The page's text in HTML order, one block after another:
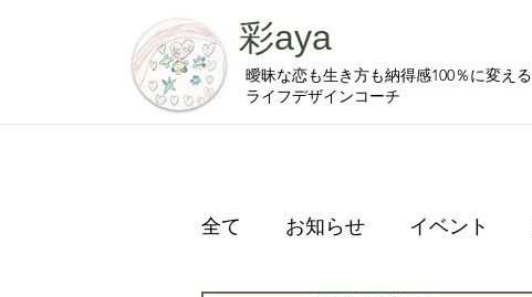
彩aya
曖昧な恋も生き方も納得感100％に変える
ライフデザインコーチ
全て お知らせ イベント